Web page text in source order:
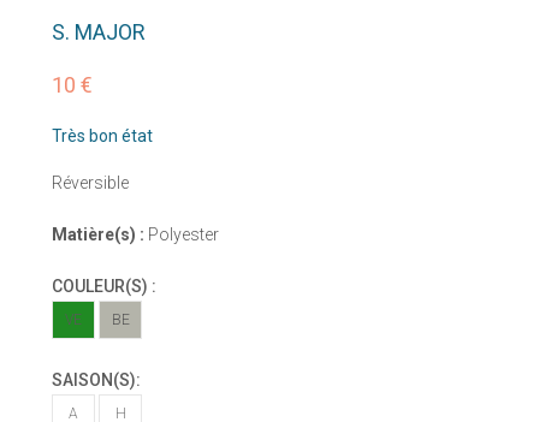
S. MAJOR
10 €
Très bon état
Réversible
Matière(s) : Polyester
COULEUR(S) :
VE BE
SAISON(S):
A H